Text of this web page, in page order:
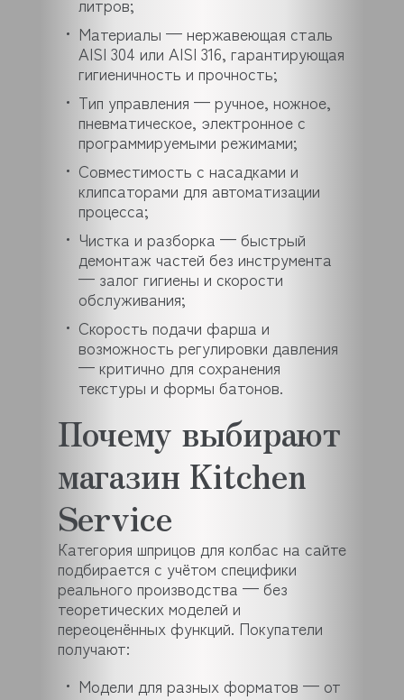
Материалы — нержавеющая сталь
AISI 304 или AISI 316, гарантирующая
гигиеничность и прочность;
Тип управления — ручное, ножное,
пневматическое, электронное с
программируемыми режимами;
Совместимость с насадками и
клипсаторами для автоматизации
процесса;
Чистка и разборка — быстрый
демонтаж частей без инструмента
— залог гигиены и скорости
обслуживания;
Скорость подачи фарша и
возможность регулировки давления
— критично для сохранения
текстуры и формы батонов.
Почему выбирают
магазин Kitchen
Service
Категория шприцов для колбас на сайте
подбирается с учётом специфики
реального производства — без
теоретических моделей и
переоценённых функций. Покупатели
получают:
Модели для разных форматов — от